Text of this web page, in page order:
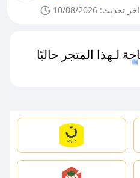
اخر تحديث: 10/08/2026